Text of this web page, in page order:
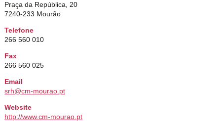
Praça da República, 20
7240-233 Mourão
Telefone
266 560 010
Fax
266 560 025
Email
srh@cm-mourao.pt
Website
http://www.cm-mourao.pt